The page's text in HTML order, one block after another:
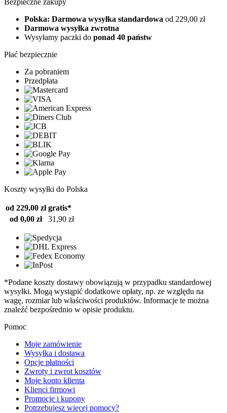
Bezpieczne zakupy
Polska: Darmowa wysyłka standardowa od 229,00 zł
Darmowa wysyłka zwrotna
Wysyłamy paczki do ponad 40 państw
Płać bezpiecznie
Za pobraniem
Przedpłata
Koszty wysyłki do Polska
od 229,00 zł gratis*
od 0,00 zł
31,90 zł
*Podane koszty dostawy obowiązują w przypadku standardowej
wysyłki. Mogą wystąpić dodatkowe opłaty, np. ze względu na
wagę, rozmiar lub właściwości produktów. Informacje te można
znaleźć bezpośrednio w opisie produktu.
Pomoc
Moje zamówienie
Wysyłka i dostawa
Opcje płatności
Zwroty i zwrot kosztów
Moje konto klienta
Klienci firmowi
Promocje i kupony
Potrzebujesz więcej pomocy?